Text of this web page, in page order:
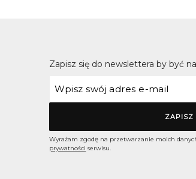
Zapisz się do newslettera by być
Wyrażam zgodę na przetwarzanie moich
prywatności serwisu.